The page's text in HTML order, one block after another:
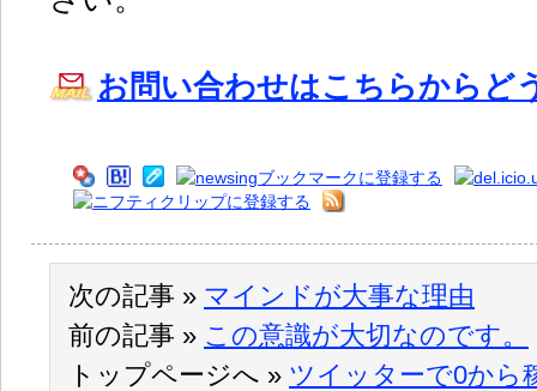
お問い合わせはこちらからど
次の記事 » マインドが大事な理由
前の記事 » この意識が大切なのです。
トップページへ » ツイッターで0から